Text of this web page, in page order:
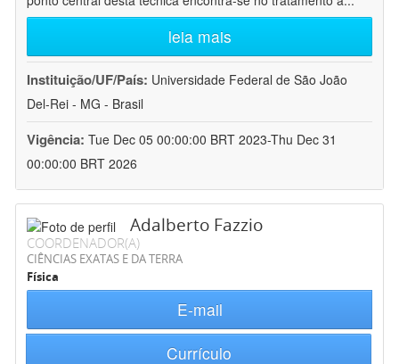
leia mais
Instituição/UF/País: Universidade Federal de São João
Del-Rei - MG - Brasil
Vigência: Tue Dec 05 00:00:00 BRT 2023-Thu Dec 31
00:00:00 BRT 2026
Adalberto Fazzio
COORDENADOR(A)
CIÊNCIAS EXATAS E DA TERRA
Física
E-mail
Currículo